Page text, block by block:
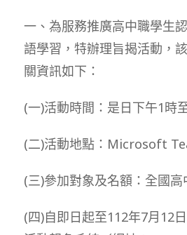
一、為服務推廣高中職學生
語學習，特辦理旨揭活動，
關資訊如下：
(一)活動時間：是日下午1時
(二)活動地點：Microsoft
(三)參加對象及名額：全國高
(四)自即日起至112年7月12